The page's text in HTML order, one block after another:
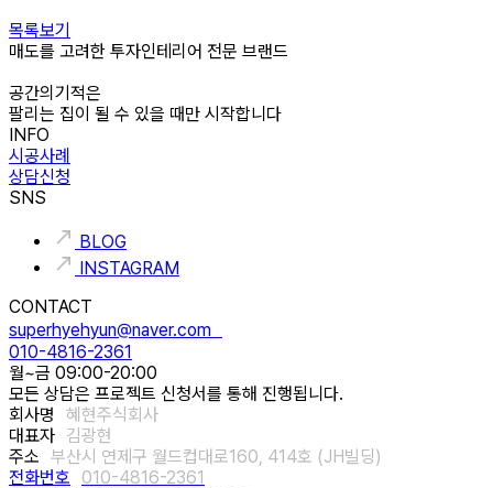
목록보기
매도를 고려한 투자인테리어 전문 브랜드
공간의기적은
팔리는 집이 될 수 있을 때만 시작합니다
INFO
시공사례
상담신청
SNS
BLOG
INSTAGRAM
CONTACT
superhyehyun@naver.com
010-4816-2361
월~금 09:00-20:00
모든 상담은 프로젝트 신청서를 통해 진행됩니다.
회사명
혜현주식회사
대표자 김광현
주소 부산시 연제구 월드컵대로160, 414호 (JH빌딩)
전화번호
010-4816-2361